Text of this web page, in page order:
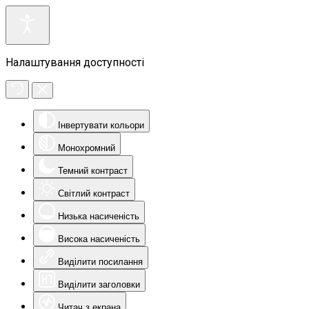
Налаштування доступності
Інвертувати кольори
Монохромний
Темний контраст
Світлий контраст
Низька насиченість
Висока насиченість
Виділити посилання
Виділити заголовки